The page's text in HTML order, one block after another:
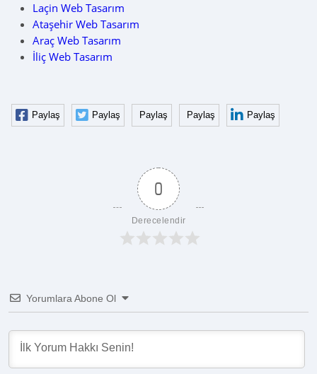
Laçin Web Tasarım
Ataşehir Web Tasarım
Araç Web Tasarım
İliç Web Tasarım
Paylaş Paylaş Paylaş Paylaş Paylaş
0
Derecelendir
Yorumlara Abone Ol